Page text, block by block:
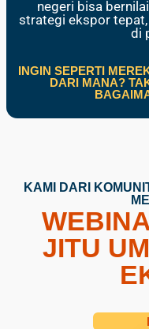
negeri bisa
strategi ekspor
di
INGIN SEPERTI
DARI MANA?
KAMI DARI
JITU